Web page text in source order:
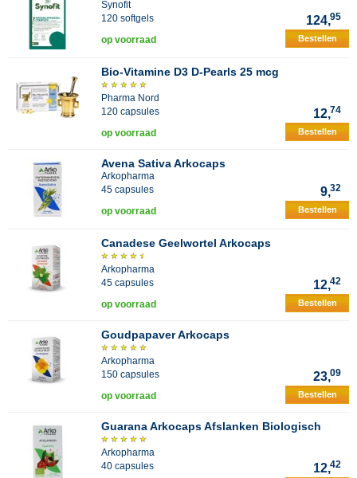
Synofit
120 softgels
124,95
op voorraad Bestellen
Bio-Vitamine D3 D-Pearls 25 mcg
Pharma Nord
120 capsules
12,74
op voorraad Bestellen
Avena Sativa Arkocaps
Arkopharma
45 capsules
9,32
op voorraad Bestellen
Canadese Geelwortel Arkocaps
Arkopharma
45 capsules
12,42
op voorraad Bestellen
Goudpapaver Arkocaps
Arkopharma
150 capsules
23,09
op voorraad Bestellen
Guarana Arkocaps Afslanken Biologisch
Arkopharma
40 capsules
12,42